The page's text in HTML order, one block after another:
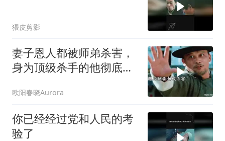
猥皮剪影
妻子恩人都被师弟杀害，
身为顶级杀手的他彻底怒
欧阳春晓Aurora
你已经经过党和人民的考
验了